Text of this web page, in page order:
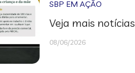
SBP EM AÇÃO
Veja mais notícias
08/06/2026